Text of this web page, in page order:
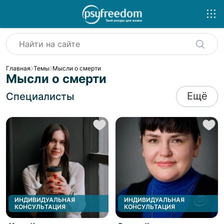
Главная Темы Мысли о смерти
Мысли о смерти
Специалисты Ещё
ИНДИВИДУАЛЬНАЯ
КОНСУЛЬТАЦИЯ
ИНДИВИДУАЛЬНАЯ
КОНСУЛЬТАЦИЯ